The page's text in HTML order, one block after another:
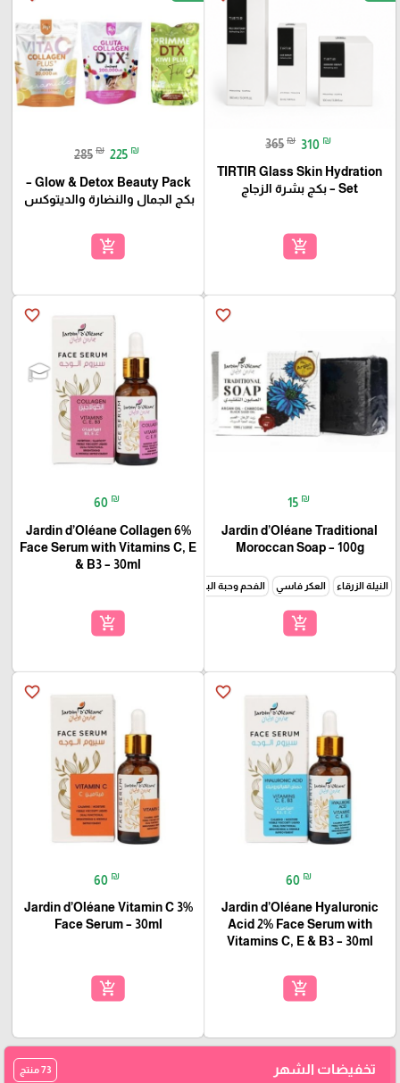
365 ₪ 310 ₪
TIRTIR Glass Skin Hydration
Set – بكج بشرة الزجاج
add_shopping_cart
285 ₪ 225 ₪
Glow & Detox Beauty Pack –
بكج الجمال والنضارة والديتوكس
add_shopping_cart
favorite_border
15 ₪
Jardin d’Oléane Traditional
Moroccan Soap – 100g
النيلة الزرقاء العكر فاسي الفحم وحبة البركة
add_shopping_cart
favorite_border
60 ₪
Jardin d’Oléane Collagen 6%
Face Serum with Vitamins C, E
& B3 – 30ml
add_shopping_cart
favorite_border
60 ₪
Jardin d’Oléane Hyaluronic
Acid 2% Face Serum with
Vitamins C, E & B3 – 30ml
add_shopping_cart
favorite_border
60 ₪
Jardin d’Oléane Vitamin C 3%
Face Serum – 30ml
add_shopping_cart
تخفيضات الشهر 73 منتج